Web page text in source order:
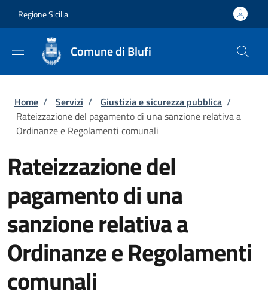
Regione Sicilia
Comune di Blufi
Briciole di pane
Home / Servizi / Giustizia e sicurezza pubblica /
Rateizzazione del pagamento di una sanzione relativa a
Ordinanze e Regolamenti comunali
Rateizzazione del
pagamento di una
sanzione relativa a
Ordinanze e Regolamenti
comunali